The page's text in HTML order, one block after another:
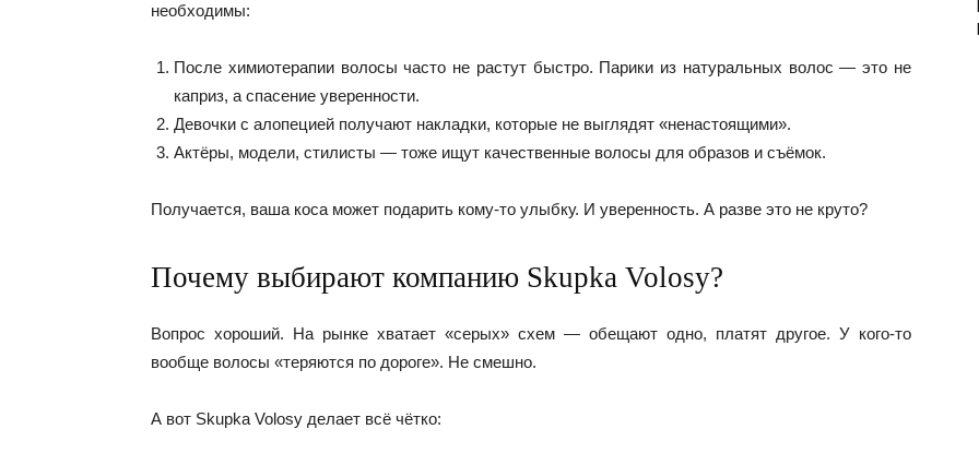
необходимы:
После химиотерапии волосы часто не растут быстро. Парики из натуральных волос — это не
каприз, а спасение уверенности.
Девочки с алопецией получают накладки, которые не выглядят «ненастоящими».
Актёры, модели, стилисты — тоже ищут качественные волосы для образов и съёмок.
Получается, ваша коса может подарить кому-то улыбку. И уверенность. А разве это не круто?
Почему выбирают компанию Skupka Volosy?
Вопрос хороший. На рынке хватает «серых» схем — обещают одно, платят другое. У кого-то
вообще волосы «теряются по дороге». Не смешно.
А вот Skupka Volosy делает всё чётко: